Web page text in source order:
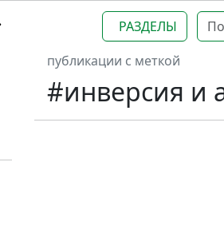
РАЗДЕЛЫ
публикации с меткой
#инверсия и